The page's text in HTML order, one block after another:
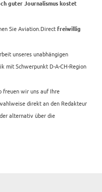
guter Journalismus kostet
Sie Aviation.Direct freiwillig
unseres unabhängigen
mit Schwerpunkt D-A-CH-Region
freuen wir uns auf Ihre
direkt an den Redakteur
alternativ über die